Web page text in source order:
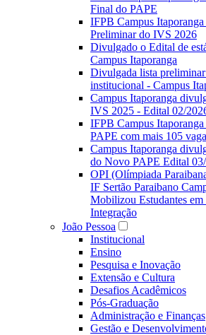
Final do PAPE
IFPB Campus
Preliminar do IVS 2026
Divulgado o Edital de
Campus Itaporanga
Divulgada lista
institucional - Campus
Campus Itaporanga
IVS 2025 - Edital 02/
IFPB Campus
PAPE com mais 105
Campus Itaporanga
do Novo PAPE Edital
OPI (Olímpiada
IF Sertão Paraibano
Mobilizou Estudantes
Integração
João Pessoa
Institucional
Ensino
Pesquisa e Inovação
Extensão e Cultura
Desafios Acadêmicos
Pós-Graduação
Administração e Finanças
Gestão e